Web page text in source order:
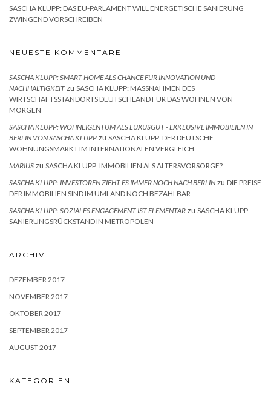
SASCHA KLUPP: DAS EU-PARLAMENT WILL ENERGETISCHE SANIERUNG
ZWINGEND VORSCHREIBEN
NEUESTE KOMMENTARE
SASCHA KLUPP: SMART HOME ALS CHANCE FÜR INNOVATION UND
NACHHALTIGKEIT zu SASCHA KLUPP: MASSNAHMEN DES W
IRTSCHAFTSSTANDORTS DEUTSCHLAND FÜR DAS WOHNEN VON M
ORGEN
SASCHA KLUPP: WOHNEIGENTUM ALS LUXUSGUT - EXKLUSIVE IMMOBILIEN IN
BERLIN VON SASCHA KLUPP zu SASCHA KLUPP: DER DEUTSCHE
WOHNUNGSMARKT IM INTERNATIONALEN VERGLEICH
MARIUS zu SASCHA KLUPP: IMMOBILIEN ALS ALTERSVORSORGE?
SASCHA KLUPP: INVESTOREN ZIEHT ES IMMER NOCH NACH BERLIN zu DIE PREISE
DER IMMOBILIEN SIND IM UMLAND NOCH BEZAHLBAR
SASCHA KLUPP: SOZIALES ENGAGEMENT IST ELEMENTAR zu SASCHA KLUPP:
SANIERUNGSRÜCKSTAND IN METROPOLEN
ARCHIV
DEZEMBER 2017
NOVEMBER 2017
OKTOBER 2017
SEPTEMBER 2017
AUGUST 2017
KATEGORIEN